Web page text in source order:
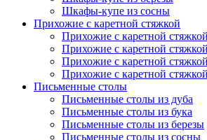
Шкафы-купе из сосны
Прихожие с каретной стяжкой
Прихожие с каретной
Прихожие с каретной
Прихожие с каретной
Прихожие с каретной
Письменные столы
Письменные столы из дуба
Письменные столы из бука
Письменные столы из березы
Письменные столы из сосны